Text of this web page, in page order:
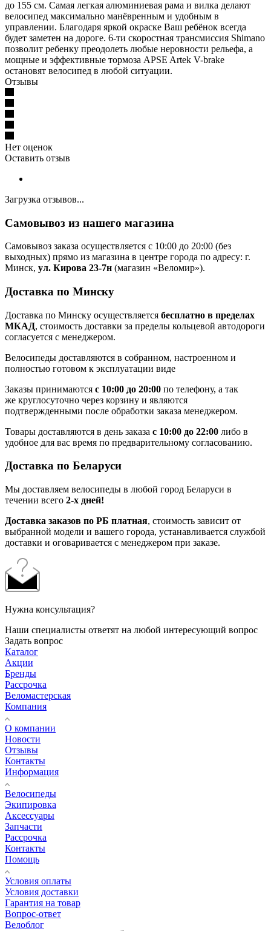
до 155 см. Самая легкая алюминиевая рама и вилка делают
велосипед максимально манёвренным и удобным в
управлении. Благодаря яркой окраске Ваш ребёнок всегда
будет заметен на дороге. 6-ти скоростная трансмиссия Shimano
позволит ребенку преодолеть любые неровности рельефа, а
мощные и эффективные тормоза APSE Artek V-brake
остановят велосипед в любой ситуации.
Отзывы
Нет оценок
Оставить отзыв
Загрузка отзывов...
Самовывоз из нашего магазина
Самовывоз заказа осуществляется с 10:00 до 20:00 (без
выходных) прямо из магазина в центре города по адресу: г.
Минск, ул. Кирова 23-7н (магазин «Веломир»).
Доставка по Минску
Доставка по Минску осуществляется бесплатно в пределах
МКАД, стоимость доставки за пределы кольцевой автодороги
согласуется с менеджером.
Велосипеды доставляются в собранном, настроенном и
полностью готовом к эксплуатации виде
Заказы принимаются с 10:00 до 20:00 по телефону, а так
же круглосуточно через корзину и являются
подтвержденными после обработки заказа менеджером.
Товары доставляются в день заказа с 10:00 до 22:00 либо в
удобное для вас время по предварительному согласованию.
Доставка по Беларуси
Мы доставляем велосипеды в любой город Беларуси в
течении всего 2-х дней!
Доставка заказов по РБ платная, стоимость зависит от
выбранной модели и вашего города, устанавливается службой
доставки и оговаривается с менеджером при заказе.
Нужна консультация?
Наши специалисты ответят на любой интересующий вопрос
Задать вопрос
Каталог
Акции
Бренды
Рассрочка
Веломастерская
Компания
О компании
Новости
Отзывы
Контакты
Информация
Велосипеды
Экипировка
Аксессуары
Запчасти
Рассрочка
Контакты
Помощь
Условия оплаты
Условия доставки
Гарантия на товар
Вопрос-ответ
Велоблог